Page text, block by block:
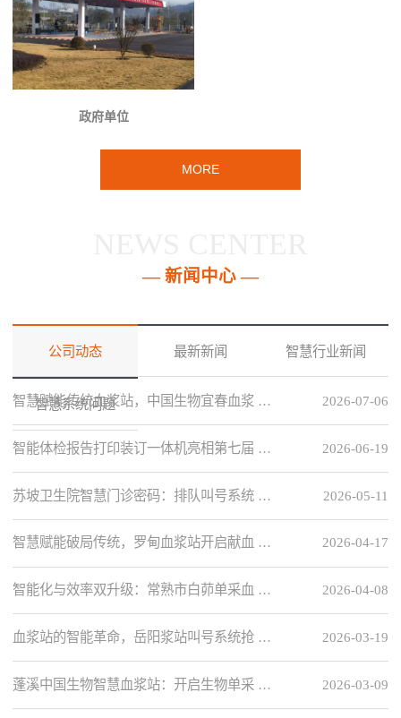
政府单位
MORE
— 新闻中心 —
公司动态 最新新闻 智慧行业新闻
智慧系统问题 2026-07-06
智慧赋能传统血浆站，中国生物宜春血浆 …
2026-06-19
智能体检报告打印装订一体机亮相第七届 …
2026-05-11
苏坡卫生院智慧门诊密码：排队叫号系统 …
2026-04-17
智慧赋能破局传统，罗甸血浆站开启献血 …
2026-04-08
智能化与效率双升级：常熟市白茆单采血 …
2026-03-19
血浆站的智能革命，岳阳浆站叫号系统抢 …
2026-03-09
蓬溪中国生物智慧血浆站：开启生物单采 …